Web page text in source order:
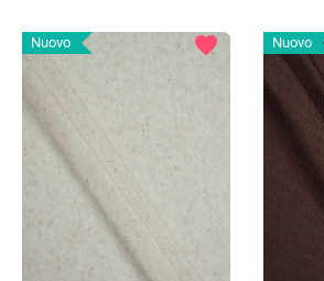
Nuovo favorite Nuovo